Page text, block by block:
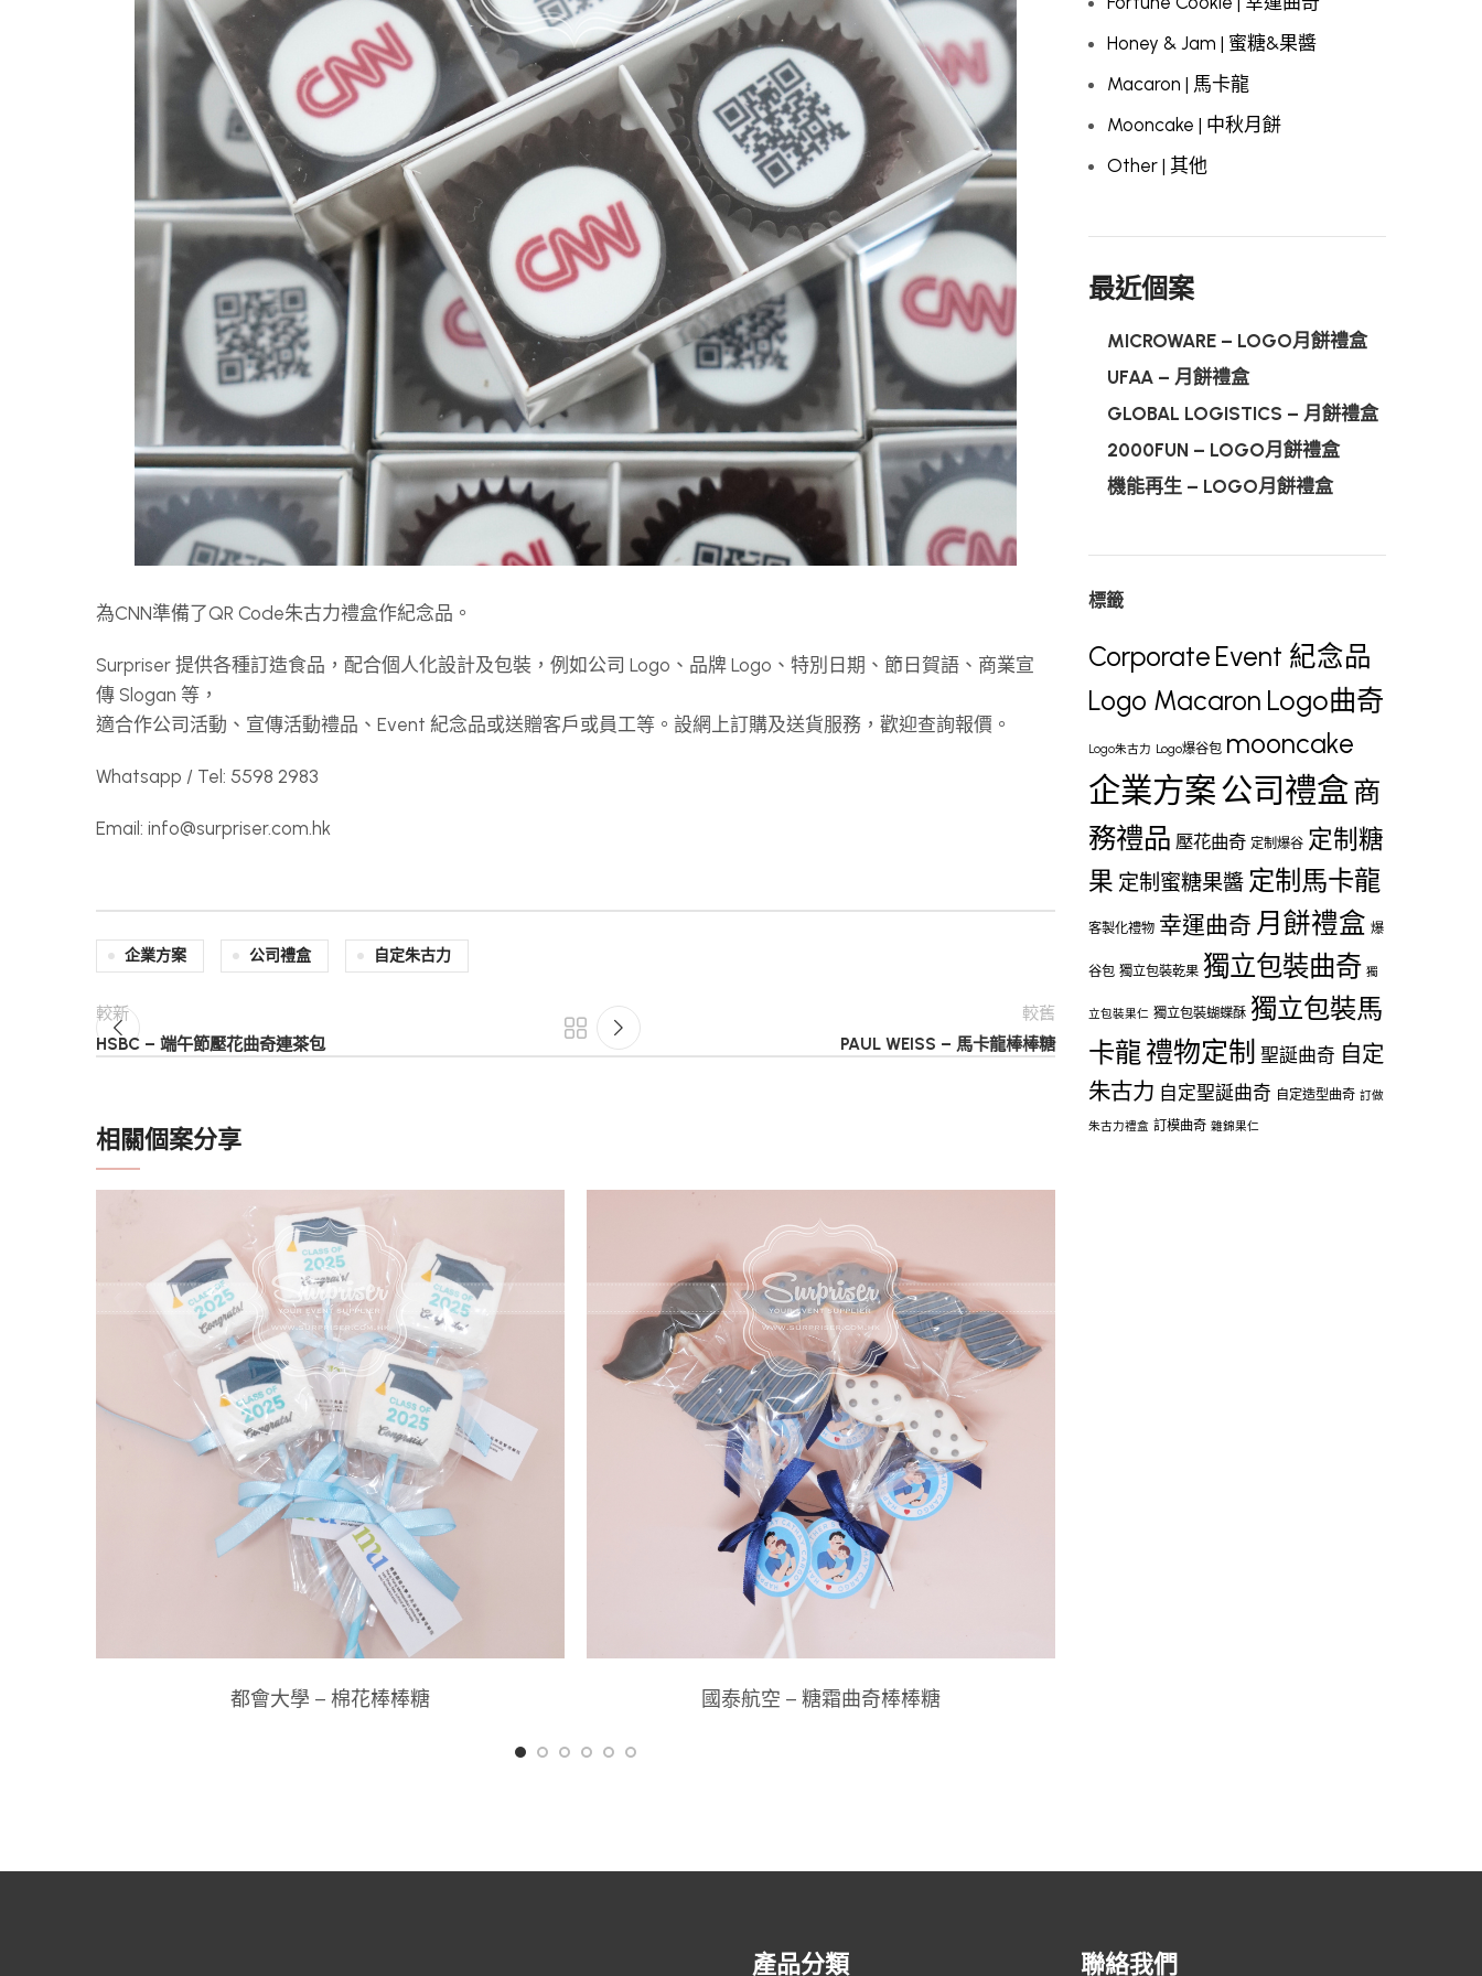
為CNN準備了QR Code朱古力禮盒作紀念品。
Surpriser 提供各種訂造食品，配合個人化設計及包裝，例如公司 Logo、品牌 Logo、特別日期、節日賀語、商業宣
傳 Slogan 等，
適合作公司活動、宣傳活動禮品、Event 紀念品或送贈客戶或員工等。設網上訂購及送貨服務，歡迎查詢報價。
Whatsapp / Tel: 5598 2983
Email: info@surpriser.com.hk
企業方案 公司禮盒 自定朱古力
較新
HSBC – 端午節壓花曲奇連茶包
較舊
PAUL WEISS – 馬卡龍棒棒糖
相關個案分享
都會大學 – 棉花棒棒糖 國泰航空 – 糖霜曲奇棒棒糖
Honey & Jam | 蜜糖&果醬
Macaron | 馬卡龍
Mooncake | 中秋月餅
Other | 其他
最近個案
MICROWARE – LOGO月餅禮盒
UFAA – 月餅禮盒
GLOBAL LOGISTICS – 月餅禮盒
2000FUN – LOGO月餅禮盒
機能再生 – LOGO月餅禮盒
標籤
Corporate Event 紀念品
Logo Macaron Logo曲奇
Logo朱古力 Logo爆谷包 mooncake
企業方案公司禮盒商
務禮品 壓花曲奇 定制爆谷 定制糖
果 定制蜜糖果醬 定制馬卡龍
客製化禮物 幸運曲奇 月餅禮盒 爆
谷包 獨立包裝乾果 獨立包裝曲奇 獨
立包裝果仁 獨立包裝蝴蝶酥 獨立包裝馬
卡龍禮物定制 聖誕曲奇 自定
朱古力 自定聖誕曲奇 自定造型曲奇 訂做
朱古力禮盒 訂模曲奇 雜錦果仁
產品分類 聯絡我們